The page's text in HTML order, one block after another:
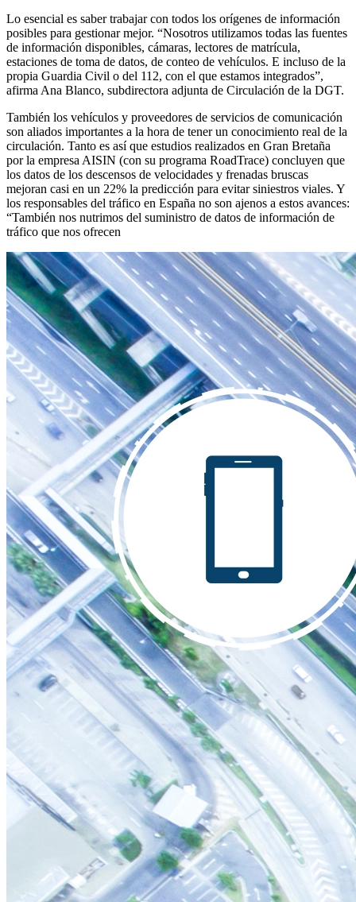
Lo esencial es saber trabajar con todos los orígenes de información
posibles para gestionar mejor. “Nosotros utilizamos todas las fuentes
de información disponibles, cámaras, lectores de matrícula,
estaciones de toma de datos, de conteo de vehículos. E incluso de la
propia Guardia Civil o del 112, con el que estamos integrados”,
afirma Ana Blanco, subdirectora adjunta de Circulación de la DGT.
También los vehículos y proveedores de servicios de comunicación
son aliados importantes a la hora de tener un conocimiento real de la
circulación. Tanto es así que estudios realizados en Gran Bretaña
por la empresa AISIN (con su programa RoadTrace) concluyen que
los datos de los descensos de velocidades y frenadas bruscas
mejoran casi en un 22% la predicción para evitar siniestros viales. Y
los responsables del tráfico en España no son ajenos a estos avances:
“También nos nutrimos del suministro de datos de información de
tráfico que nos ofrecen